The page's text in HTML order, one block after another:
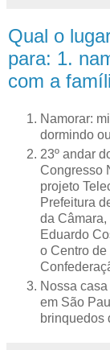
Qual o
para: 1.
com a
Namorar:
dormindo
23º andar
Congresso
projeto
Prefeitura
da
Eduardo
o Centro
Nossa
em São
brinquedos